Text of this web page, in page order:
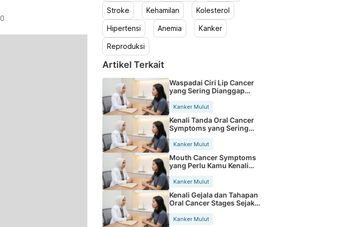
Stroke Kehamilan Kolesterol
Hipertensi Anemia Kanker
Reproduksi
Artikel Terkait
Waspadai Ciri Lip Cancer
yang Sering Dianggap
Kanker Mulut
Kenali Tanda Oral Cancer
Symptoms yang Sering
Kanker Mulut
Mouth Cancer Symptoms
yang Perlu Kamu Kenali
Kanker Mulut
Kenali Gejala dan Tahapan
Oral Cancer Stages Sejak
Kanker Mulut